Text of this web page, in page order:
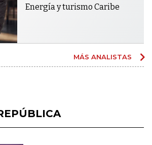
Energía y turismo Caribe
MÁS ANALISTAS